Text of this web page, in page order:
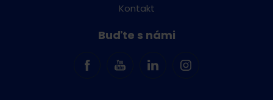
Kontakt
Buďte s námi